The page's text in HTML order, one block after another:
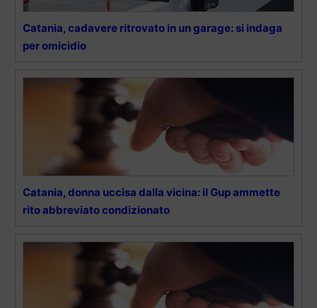
Catania, cadavere ritrovato in un garage: si indaga
per omicidio
Catania, donna uccisa dalla vicina: il Gup ammette
rito abbreviato condizionato